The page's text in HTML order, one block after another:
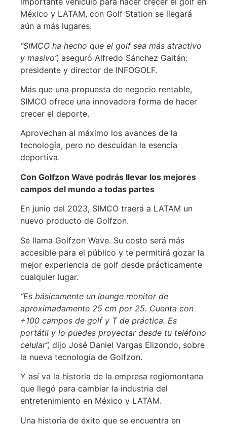
México y LATAM, con Golf Station se llegará
aún a más lugares.
‘‘SIMCO ha hecho que el golf sea más atractivo
y masivo’’, aseguró Alfredo Sánchez Gaitán:
presidente y director de INFOGOLF.
Más que una propuesta de negocio rentable,
SIMCO ofrece una innovadora forma de hacer
crecer el deporte.
Aprovechan al máximo los avances de la
tecnología, pero no descuidan la esencia
deportiva.
Con Golfzon Wave podrás llevar los mejores
campos del mundo a todas partes
En junio del 2023, SIMCO traerá a LATAM un
nuevo producto de Golfzon.
Se llama Golfzon Wave. Su costo será más
accesible para el público y te permitirá gozar la
mejor experiencia de golf desde prácticamente
cualquier lugar.
‘‘Es básicamente un lounge monitor de
aproximadamente 25 cm por 25. Cuenta con
+100 campos de golf y T de práctica. Es
portátil y lo puedes proyectar desde tu teléfono
celular’’, dijo José Daniel Vargas Elizondo, sobre
la nueva tecnología de Golfzon.
Y así va la historia de la empresa regiomontana
que llegó para cambiar la industria del
entretenimiento en México y LATAM.
Una historia de éxito que se encuentra en